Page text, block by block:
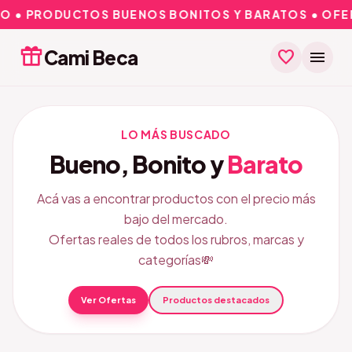
BUENOS BONITOS Y BARATOS •
Cami Beca favorite menu
LO MÁS BUSCADO
Bueno, Bonito yBarato
Acá vas a encontrar productos con el precio más
bajo del mercado.
Ofertas reales de todos los rubros, marcas y
categorías💸
Ver Ofertas Productos destacados